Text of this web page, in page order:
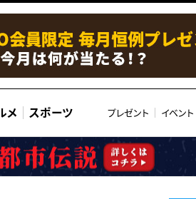
メ スポーツ プレゼント イベント